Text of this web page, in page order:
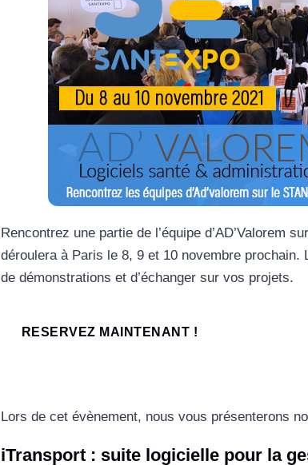
Rencontrez une partie de l’équipe d’AD’Valorem
déroulera à Paris le 8, 9 et 10 novembre
de démonstrations et d’échanger sur vos projets.
RESERVEZ MAINTENANT !
Lors de cet évènement, nous vous présenterons
iTransport : suite logicielle pour la